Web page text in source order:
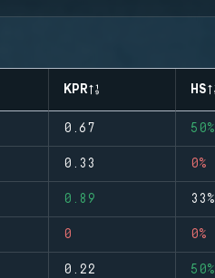
KPR HS
0.67 50%
0.33 0%
0.89 33%
0 0%
0.22 50%